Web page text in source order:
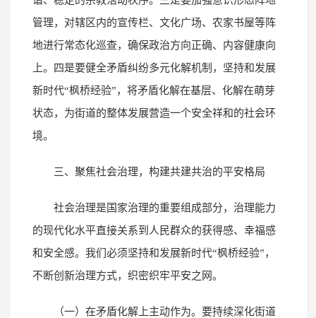
管理，对辖区内的宣传栏、文化广场、农家书屋等阵
地进行常态化巡查，确保政治方向正确、内容健康向
上。四是要健全矛盾纠纷多元化解机制，坚持和发展
新时代“枫桥经验”，将矛盾化解在基层、化解在萌芽
状态，为街道的整体发展营造一个安全祥和的社会环
境。
三、聚焦社会治理，构建共建共治的平安格局
社会治理是国家治理的重要组成部分，治理能力
的现代化水平直接关系到人民群众的获得感、幸福感
和安全感。我们必须坚持和发展新时代“枫桥经验”，
不断创新治理方式，织密织牢平安之网。
（一）在矛盾化解上主动作为。要持续深化街道